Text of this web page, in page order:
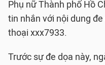
Phụ nữ Thành phố Hồ
tin nhắn với nội dung
thoại xxx7933.
Trước sự đe dọa này,